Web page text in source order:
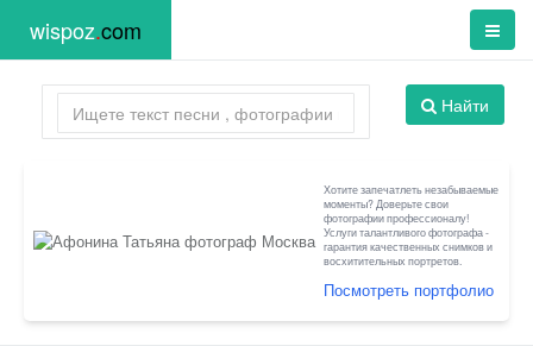
wispoz.com
Найти
Хотите запечатлеть незабываемые
моменты? Доверьте свои
фотографии профессионалу!
Услуги талантливого фотографа -
гарантия качественных снимков и
восхитительных портретов.
Посмотреть портфолио